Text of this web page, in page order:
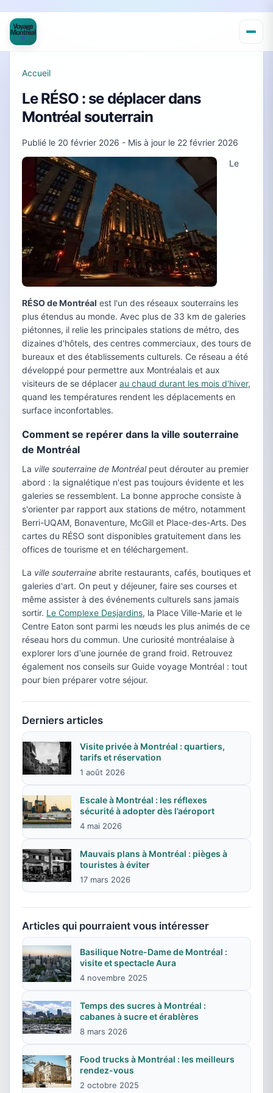
Accueil
Le RÉSO : se déplacer dans
Montréal souterrain
Publié le 20 février 2026 - Mis à jour le 22 février 2026
Le
RÉSO de Montréal est l'un des réseaux souterrains les
plus étendus au monde. Avec plus de 33 km de galeries
piétonnes, il relie les principales stations de métro, des
dizaines d'hôtels, des centres commerciaux, des tours de
bureaux et des établissements culturels. Ce réseau a été
développé pour permettre aux Montréalais et aux
visiteurs de se déplacer au chaud durant les mois d'hiver,
quand les températures rendent les déplacements en
surface inconfortables.
Comment se repérer dans la ville souterraine
de Montréal
La ville souterraine de Montréalpeut dérouter au premier
abord : la signalétique n'est pas toujours évidente et les
galeries se ressemblent. La bonne approche consiste à
s'orienter par rapport aux stations de métro, notamment
Berri-UQAM, Bonaventure, McGill et Place-des-Arts. Des
cartes du RÉSO sont disponibles gratuitement dans les
offices de tourisme et en téléchargement.
La ville souterraine abrite restaurants, cafés, boutiques et
galeries d'art. On peut y déjeuner, faire ses courses et
même assister à des événements culturels sans jamais
sortir. Le Complexe Desjardins, la Place Ville-Marie et le
Centre Eaton sont parmi les nœuds les plus animés de ce
réseau hors du commun. Une curiosité montréalaise à
explorer lors d'une journée de grand froid. Retrouvez
également nos conseils sur Guide voyage Montréal : tout
pour bien préparer votre séjour.
Derniers articles
Visite privée à Montréal : quartiers,
tarifs et réservation
1 août 2026
Escale à Montréal : les réflexes
sécurité à adopter dès l’aéroport
4 mai 2026
Mauvais plans à Montréal : pièges à
touristes à éviter
17 mars 2026
Articles qui pourraient vous intéresser
Basilique Notre-Dame de Montréal :
visite et spectacle Aura
4 novembre 2025
Temps des sucres à Montréal :
cabanes à sucre et érablères
8 mars 2026
Food trucks à Montréal : les meilleurs
rendez-vous
2 octobre 2025